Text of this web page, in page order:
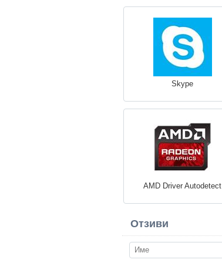
Skype
AMD Driver Autodetect
Отзиви